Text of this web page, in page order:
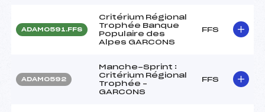
ADAM0591.FFS
Critérium Régional
Trophée Banque
Populaire des
Alpes GARCONS
FFS
ADAM0592
Manche-Sprint :
Critérium Régional
Trophée –
GARCONS
FFS